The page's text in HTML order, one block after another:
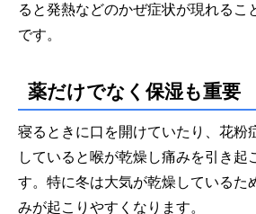
ると発熱などのかぜ症状が現れるこ
です。
薬だけでなく保湿も重要
寝るときに口を開けていたり、花粉
していると喉が乾燥し痛みを引き起
す。特に冬は大気が乾燥しているた
みが起こりやすくなります。